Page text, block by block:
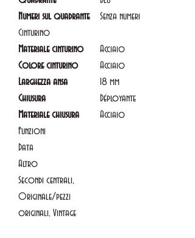
Numeri sul quadrante
Senza numeri
Cinturino
Materiale cinturino
Acciaio
Colore cinturino
Acciaio
Larghezza ansa
18 mm
Chiusura
Déployante
Materiale chiusura
Acciaio
Funzioni
Data
Altro
Secondi centrali,
Originale/pezzi
originali, Vintage